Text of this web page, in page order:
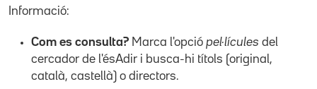
Informació:
Com es consulta? Marca l'opció pel·lícules del
cercador de l'ésAdir i busca-hi títols (original,
català, castellà) o directors.